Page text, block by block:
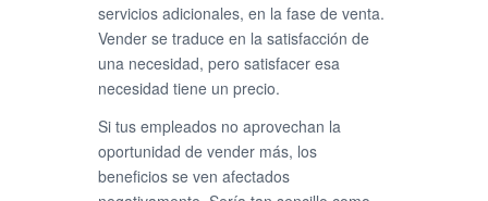
servicios adicionales, en la fase de venta.
Vender se traduce en la satisfacción de
una necesidad, pero satisfacer esa
necesidad tiene un precio.
Si tus empleados no aprovechan la
oportunidad de vender más, los
beneficios se ven afectados